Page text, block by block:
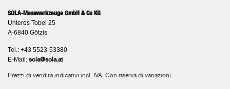
SOLA-Messwerkzeuge GmbH & Co KG
Unteres Tobel 25
A-6840 Götzis
Tel.: +43 5523-53380
E-Mail: sola@sola.at
Prezzi di vendita indicativi incl. IVA. Con riserva di variazioni.